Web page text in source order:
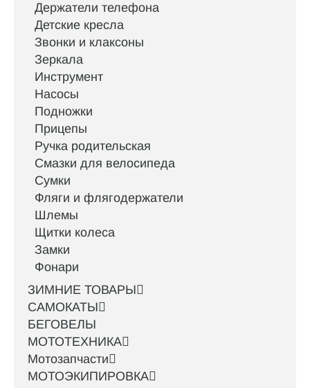
Держатели телефона
Детские кресла
Звонки и клаксоны
Зеркала
Инструмент
Насосы
Подножки
Прицепы
Ручка родительская
Смазки для велосипеда
Сумки
Фляги и флягодержатели
Шлемы
Щитки колеса
Замки
Фонари
ЗИМНИЕ ТОВАРЫ
САМОКАТЫ
БЕГОВЕЛЫ
МОТОТЕХНИКА
Мотозапчасти
МОТОЭКИПИРОВКА